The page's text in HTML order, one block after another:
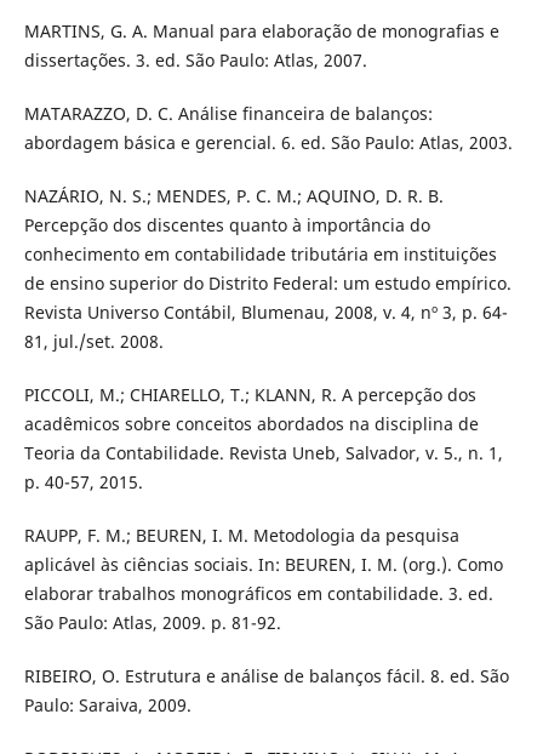
MARTINS, G. A. Manual para elaboração de monografias e
dissertações. 3. ed. São Paulo: Atlas, 2007.
MATARAZZO, D. C. Análise financeira de balanços:
abordagem básica e gerencial. 6. ed. São Paulo: Atlas, 2003.
NAZÁRIO, N. S.; MENDES, P. C. M.; AQUINO, D. R. B.
Percepção dos discentes quanto à importância do
conhecimento em contabilidade tributária em instituições
de ensino superior do Distrito Federal: um estudo empírico.
Revista Universo Contábil, Blumenau, 2008, v. 4, nº 3, p. 64-
81, jul./set. 2008.
PICCOLI, M.; CHIARELLO, T.; KLANN, R. A percepção dos
acadêmicos sobre conceitos abordados na disciplina de
Teoria da Contabilidade. Revista Uneb, Salvador, v. 5., n. 1,
p. 40-57, 2015.
RAUPP, F. M.; BEUREN, I. M. Metodologia da pesquisa
aplicável às ciências sociais. In: BEUREN, I. M. (org.). Como
elaborar trabalhos monográficos em contabilidade. 3. ed.
São Paulo: Atlas, 2009. p. 81-92.
RIBEIRO, O. Estrutura e análise de balanços fácil. 8. ed. São
Paulo: Saraiva, 2009.